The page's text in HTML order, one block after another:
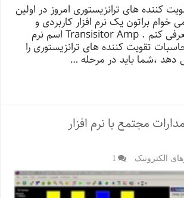
کننده های ترانزیستوری امروز در اولین
براتون یک نرم افزار کاربردی و
سبک و ساده را معرفی کنم . Transisitor Amp اسم نرم
تقویت کننده های ترانزیستوری را
دهد ،شما باید در مرحله …
مجتمع با نرم افزار
الکترونیک 1